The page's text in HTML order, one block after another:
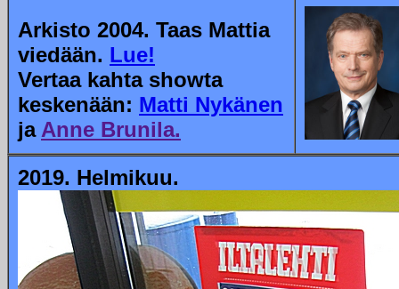
Arkisto 2004. Taas Mattia
viedään. Lue!
Vertaa kahta showta
keskenään: Matti Nykänen
ja Anne Brunila.
2019. Helmikuu.